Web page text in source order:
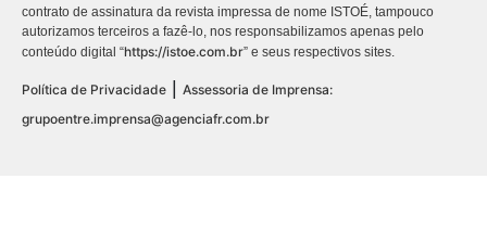
contrato de assinatura da revista impressa de nome ISTOÉ, tampouco
autorizamos terceiros a fazê-lo, nos responsabilizamos apenas pelo
conteúdo digital “https://istoe.com.br” e seus respectivos sites.
Política de Privacidade
Assessoria de Imprensa:
grupoentre.imprensa@agenciafr.com.br